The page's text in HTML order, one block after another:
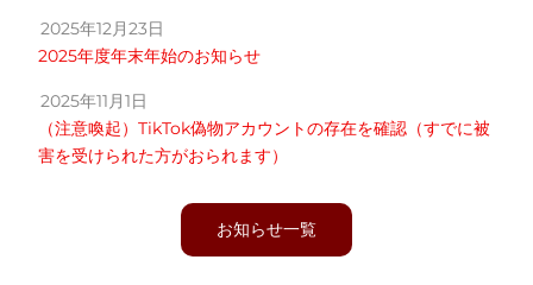
2025年12月23日
2025年度年末年始のお知らせ
2025年11月1日
（注意喚起）TikTok偽物アカウントの存在を確認（すでに被
害を受けられた方がおられます）
お知らせ一覧